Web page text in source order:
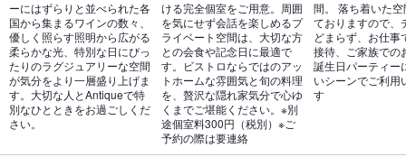
ーにはずらりと並べられた各
国から集まるワインの数々、
優しく照らす照明から広がる
柔らかな光、特別な日にぴっ
たりのラグジュアリーな空間
が気分をより一層盛り上げま
す。大切な人とAntiqueで特
別なひとときをお過ごしくだ
さい。
ける完全個室をご用意。周囲
を気にせず会話を楽しめるプ
ライベート空間は、大切な方
との会食や記念日に最適で
す。ビストロならではのアッ
トホームな雰囲気と旬の料理
を、贅沢な隠れ家気分で心ゆ
くまでご堪能ください。※別
途個室料300円（税別）※ご
予約の際は要連絡
間。 落ち着いた
ておりますので、
どまらず、お仕事
接待、ご家族での
誕生日パーティー
いシーンでご利用
す